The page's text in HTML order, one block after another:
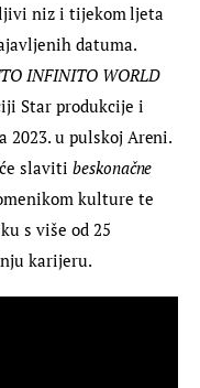
niz i tijekom ljeta
datuma.
INFINITO WORLD
Star produkcije i
2023. u pulskoj Areni.
slaviti beskonačne
kulture te
s više od 25
karijeru.